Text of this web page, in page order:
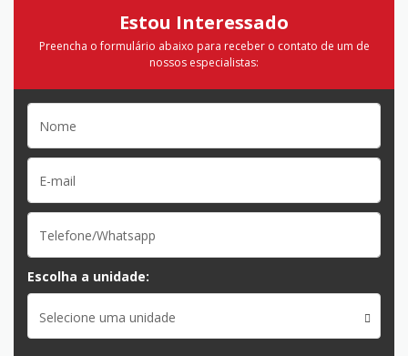
Estou Interessado
Preencha o formulário abaixo para receber o contato de um de
nossos especialistas:
Escolha a unidade:
Selecione uma unidade